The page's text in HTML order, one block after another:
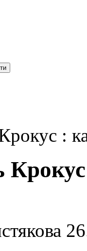
: